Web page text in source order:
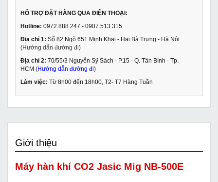
HỖ TRỢ ĐẶT HÀNG QUA ĐIỆN THOẠI:
Hotline: 0972.888.247 - 0907.513.315
Địa chỉ 1: Số 82 Ngõ 651 Minh Khai - Hai Bà Trưng - Hà Nội
(Hướng dẫn đường đi)
Địa chỉ 2: 70/55/3 Nguyễn Sỹ Sách - P.15 - Q. Tân Bình - Tp.
HCM (Hướng dẫn đường đi)
Làm việc: Từ 8h00 đến 18h00, T2- T7 Hàng Tuần
Giới thiệu
Máy hàn khí CO2 Jasic Mig NB-500E